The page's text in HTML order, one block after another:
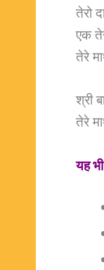
तेरो
एक
तेरे
श्री
तेरे
यह